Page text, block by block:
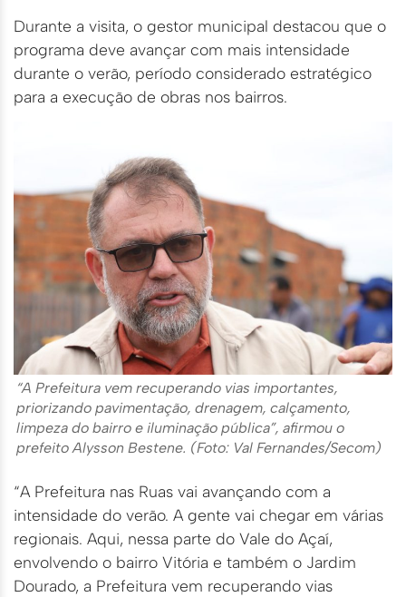
Durante a visita, o gestor municipal destacou que o
programa deve avançar com mais intensidade
durante o verão, período considerado estratégico
para a execução de obras nos bairros.
“A Prefeitura vem recuperando vias importantes,
priorizando pavimentação, drenagem, calçamento,
limpeza do bairro e iluminação pública”, afirmou o
prefeito Alysson Bestene. (Foto: Val Fernandes/Secom)
“A Prefeitura nas Ruas vai avançando com a
intensidade do verão. A gente vai chegar em várias
regionais. Aqui, nessa parte do Vale do Açaí,
envolvendo o bairro Vitória e também o Jardim
Dourado, a Prefeitura vem recuperando vias